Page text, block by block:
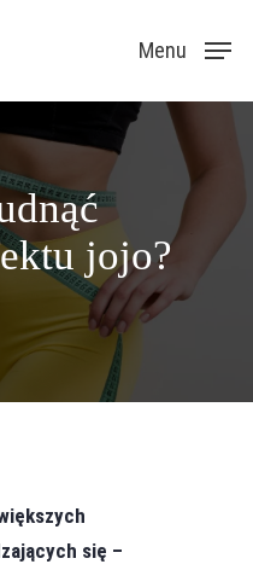
Menu
jojo?
się –